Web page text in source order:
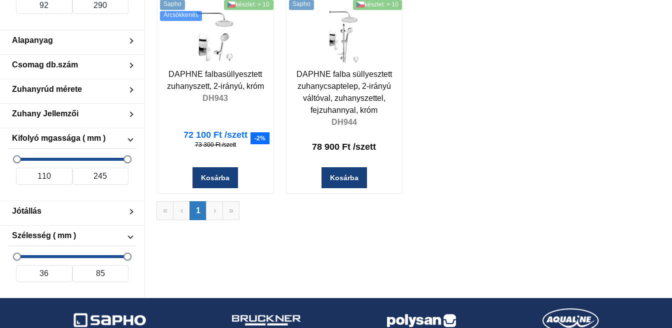
8.5
Alapanyag
Sárgaréz
Csomag db.szám
4
Zuhanyrúd mérete
Diameter 22 mm
Zuhany Jellemzői
Eső
Masszázs
Kifolyó mgassága ( mm )
Jótállás
2 év
4 év
Szélesség ( mm )
Sapho
Árcsökkenés
készlet: > 10
DAPHNE falbasüllyesztett
zuhanyszett, 2-irányú, króm
DH943
72 100 Ft /szett
73 300 Ft /szett
-2%
Kosárba
Sapho készlet: > 10
DAPHNE falba süllyesztett
zuhanycsaptelep, 2-irányú
váltóval, zuhanyszettel,
fejzuhannyal, króm
DH944
78 900 Ft /szett
Kosárba
« ‹ 1 › »